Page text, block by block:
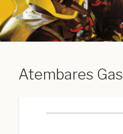
Atembares Gas